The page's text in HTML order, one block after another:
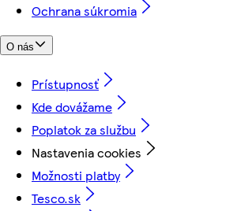
Ochrana súkromia
O nás
Prístupnosť
Kde dovážame
Poplatok za službu
Nastavenia cookies
Možnosti platby
Tesco.sk